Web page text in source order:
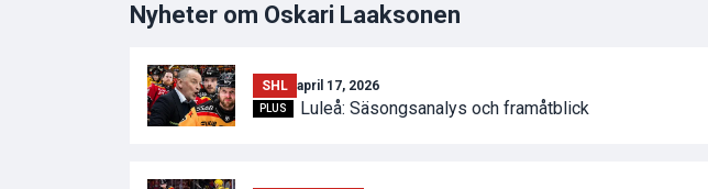
Nyheter om Oskari Laaksonen
SHL april 17, 2026
PLUS Luleå: Säsongsanalys och framåtblick